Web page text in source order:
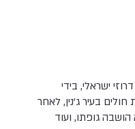
דרוזי ישראלי, בידי
בעיר ג'נין, לאחר
גופתו, ועוד